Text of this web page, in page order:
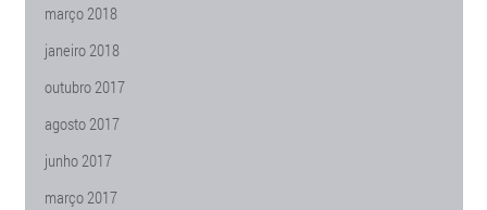
março 2018
janeiro 2018
outubro 2017
agosto 2017
junho 2017
março 2017